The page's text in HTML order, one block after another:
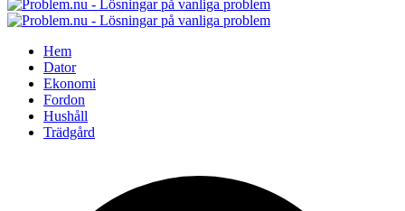
Hem
Dator
Ekonomi
Fordon
Hushåll
Trädgård